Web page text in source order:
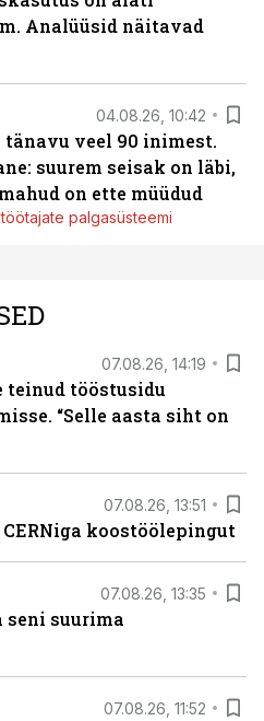
Analüüsid näitavad
04.08.26, 10:42
tänavu veel 90 inimest.
suurem seisak on läbi,
on ette müüdud
palgasüsteemi
07.08.26, 14:19
teinud tööstusidu
“Selle aasta siht on
07.08.26, 13:51
koostöölepingut
07.08.26, 13:35
seni suurima
07.08.26, 11:52